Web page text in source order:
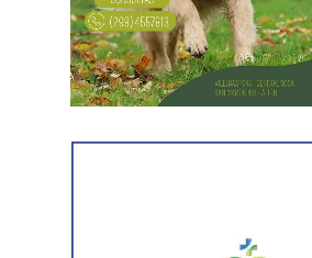
ayuda a vecinos de los barrios
Noroeste, Quinta 25, Carlos Soria
donde se entregaron nylon,
y alimentos.
En paralelo, las cuadrillas
Carlos Gardel y Rochdale; Rochdale